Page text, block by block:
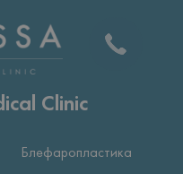
Clinic
Блефаропластика